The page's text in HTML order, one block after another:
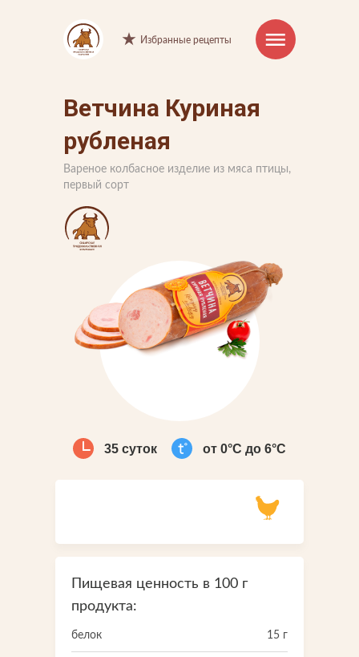
Интернет-магазин
Продукция
Торговые марки
Рецепты
Советы и хитрости
О компании
Производство
Избранные рецепты
Ветчина Куриная
рубленая
Вареное колбасное изделие из мяса птицы,
первый сорт
35 суток от 0°С до 6°С
Пищевая ценность в 100 г
продукта:
белок 15 г
Напишите нам
Напишите нам
Мы открыты для любых вопросов и предложений